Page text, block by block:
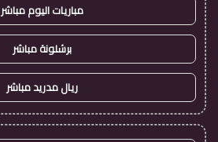
مباريات اليوم مباشر
برشلونة مباشر
ريال مدريد مباشر